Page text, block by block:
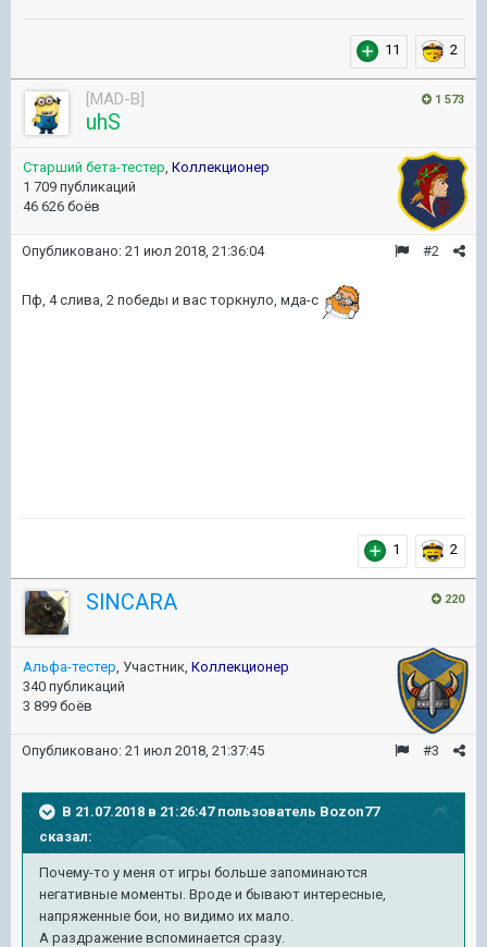
11 2
1 573
[MAD-B]
uhS
Старший бета-тестер Коллекционер
1 709 публикаций
46 626 боёв
#2
Опубликовано: 21 июл 2018, 21:36:04
Пф, 4 слива, 2 победы и вас торкнуло, мда-с
1 2
220
SlNCARA
Альфа-тестер , Участник, Коллекционер
340 публикаций
3 899 боёв
#3
Опубликовано: 21 июл 2018, 21:37:45
В 21.07.2018 в 21:26:47 пользователь Bozon77
сказал:
Почему-то у меня от игры больше запоминаются
негативные моменты. Вроде и бывают интересные,
напряженные бои, но видимо их мало.
А раздражение вспоминается сразу.